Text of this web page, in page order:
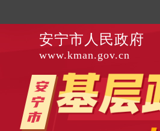
安宁市人民政府
www.kman.gov.cn